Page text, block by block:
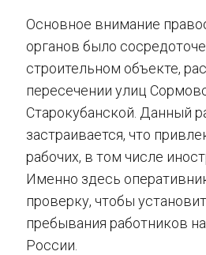
Основное внимание
органов было
строительном объекте,
пересечении улиц
Старокубанской. Данный
застраивается, что
рабочих, в том числе
Именно здесь
проверку, чтобы
пребывания работников
России.